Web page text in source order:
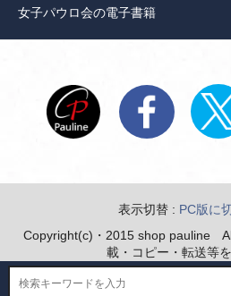
女子パウロ会の電子書籍
表示切替 : PC版に
Copyright(c)・2015 shop pauline
載・コピー・転送等を